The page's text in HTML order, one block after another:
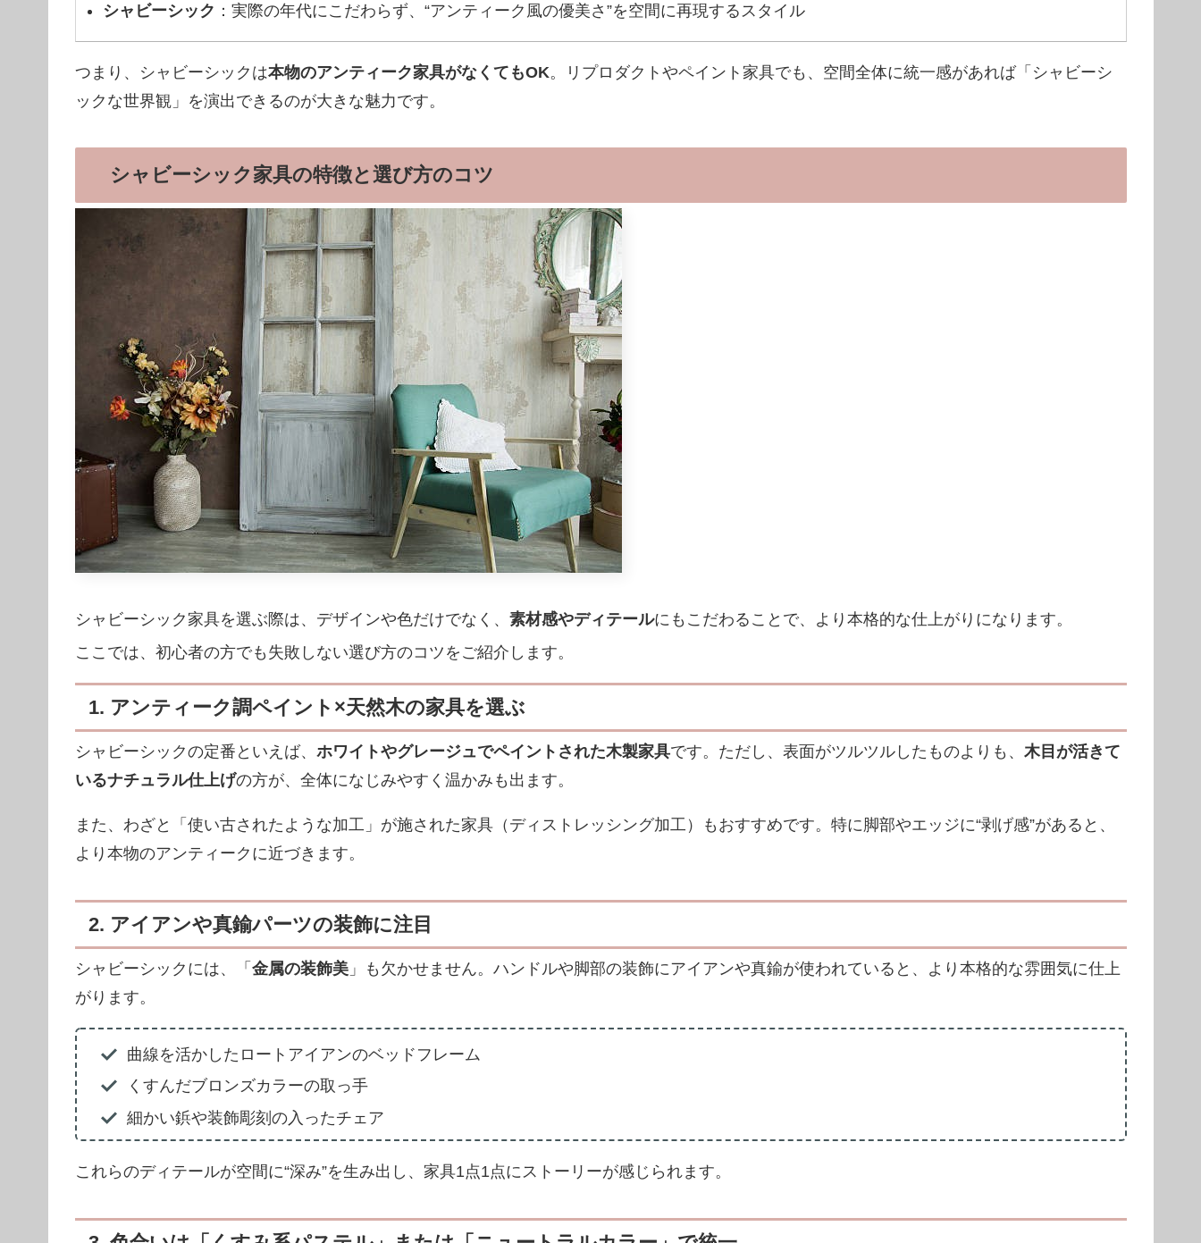
シャビーシック ：実際の年代にこだわらず、“アンティーク風の優美さ”を空間に再現するスタイル
つまり、シャビーシックは本物のアンティーク家具がなくてもOK。リプロダクトやペイント家具でも、空間全体に統一感があれば「シャビーシ
ックな世界観」を演出できるのが大きな魅力です。
シャビーシック家具の特徴と選び方のコツ
シャビーシック家具を選ぶ際は、デザインや色だけでなく、 素材感やディテールにもこだわることで、より本格的な仕上がりになります。
ここでは、初心者の方でも失敗しない選び方のコツをご紹介します。
1. アンティーク調ペイント×天然木の家具を選ぶ
シャビーシックの定番といえば、 ホワイトやグレージュでペイントされた木製家具です。ただし、表面がツルツルしたものよりも、 木目が活きて
いるナチュラル仕上げの方が、全体になじみやすく温かみも出ます。
また、わざと「使い古されたような加工」が施された家具（ディストレッシング加工）もおすすめです。特に脚部やエッジに“剥げ感”があると、
より本物のアンティークに近づきます。
2. アイアンや真鍮パーツの装飾に注目
シャビーシックには、「 金属の装飾美」も欠かせません。ハンドルや脚部の装飾にアイアンや真鍮が使われていると、より本格的な雰囲気に仕上
がります。
曲線を活かしたロートアイアンのベッドフレーム
くすんだブロンズカラーの取っ手
細かい鋲や装飾彫刻の入ったチェア
これらのディテールが空間に“深み”を生み出し、家具1点1点にストーリーが感じられます。